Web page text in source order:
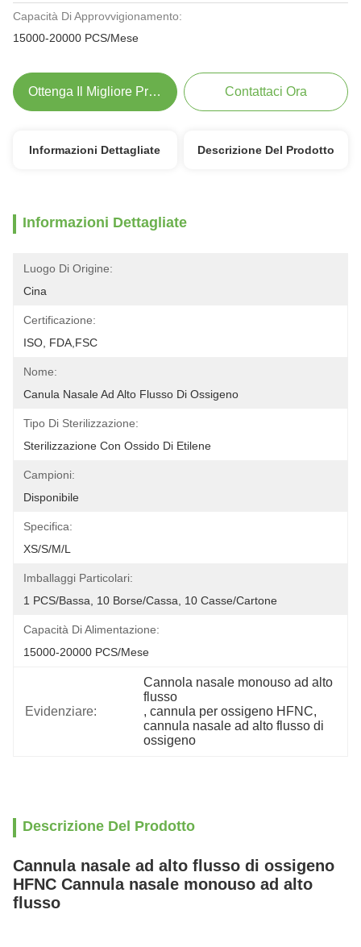
Capacità Di Approvvigionamento:
15000-20000 PCS/Mese
Ottenga Il Migliore Prezzo Contattaci Ora
Informazioni Dettagliate Descrizione Del Prodotto
Informazioni Dettagliate
Luogo Di Origine:
Cina
Certificazione:
ISO, FDA,FSC
Nome:
Canula Nasale Ad Alto Flusso Di Ossigeno
Tipo Di Sterilizzazione:
Sterilizzazione Con Ossido Di Etilene
Campioni:
Disponibile
Specifica:
XS/S/M/L
Imballaggi Particolari:
1 PCS/Bassa, 10 Borse/Cassa, 10 Casse/Cartone
Capacità Di Alimentazione:
15000-20000 PCS/Mese
Evidenziare:
Cannola nasale monouso ad alto
flusso
, cannula per ossigeno HFNC,
cannula nasale ad alto flusso di
ossigeno
Descrizione Del Prodotto
Cannula nasale ad alto flusso di ossigeno
HFNC Cannula nasale monouso ad alto
flusso